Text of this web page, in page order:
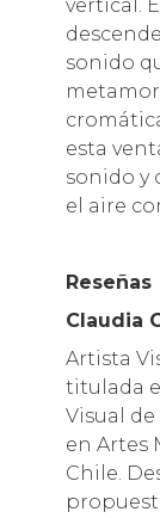
vertical.
sonido
esta
sonido y
el aire
Reseñas
Claudia
Artista
titulada
Visual
en Artes
Chile.